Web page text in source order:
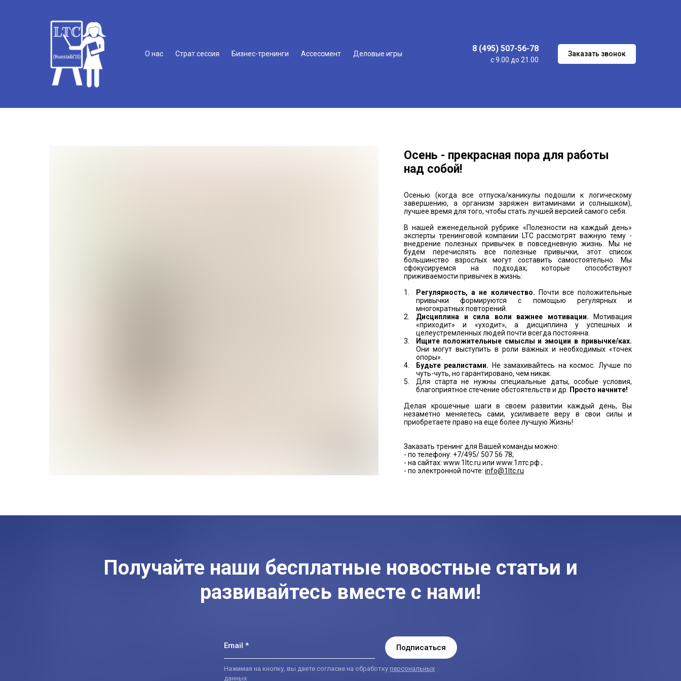
О нас Страт.сессия Бизнес-тренинги Ассессмент Деловые игры
8 (495) 507-56-78
с 9.00 до 21.00
Заказать звонок
Осень - прекрасная пора для работы
над собой!
Осенью (когда все отпуска/каникулы подошли к логическому
завершению, а организм заряжен витаминами и солнышком),
лучшее время для того, чтобы стать лучшей версией самого себя.
В нашей еженедельной рубрике «Полезности на каждый день»
эксперты тренинговой компании LTC рассмотрят важную тему -
внедрение полезных привычек в повседневную жизнь. Мы не
будем перечислять все полезные привычки, этот список
большинство взрослых могут составить самостоятельно. Мы
сфокусируемся на подходах, которые способствуют
приживаемости привычек в жизнь:
Регулярность, а не количество. Почти все положительные
привычки формируются с помощью регулярных и
многократных повторений.
Дисциплина и сила воли важнее мотивации. Мотивация
«приходит» и «уходит», а дисциплина у успешных и
целеустремленных людей почти всегда постоянна.
Ищите положительные смыслы и эмоции в привычке/ках.
Они могут выступить в роли важных и необходимых «точек
опоры».
Будьте реалистами. Не замахивайтесь на космос. Лучше по
чуть-чуть, но гарантировано, чем никак.
Для старта не нужны специальные даты, особые условия,
благоприятное стечение обстоятельств и др.
Просто начните!
Делая крошечные шаги в своем развитии каждый день, Вы
незаметно меняетесь сами, усиливаете веру в свои силы и
приобретаете право на еще более лучшую Жизнь!
Заказать тренинг для Вашей команды можно:
- по телефону: +7/495/ 507 56 78;
- на сайтах: www.1ltc.ru или www.1лтс.рф ;
- по электронной почте: info@1ltc.ru
Получайте наши бесплатные новостные статьи и
развивайтесь вместе с нами!
Email * Подписаться
Нажимая на кнопку, вы даете согласие на обработку персональных
данных